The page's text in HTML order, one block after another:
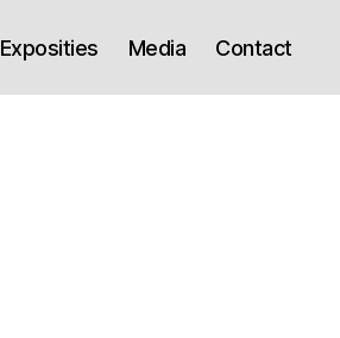
Exposities Media Contact